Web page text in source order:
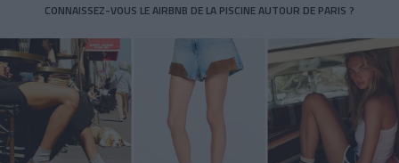
CONNAISSEZ-VOUS LE AIRBNB DE LA PISCINE AUTOUR DE PARIS ?